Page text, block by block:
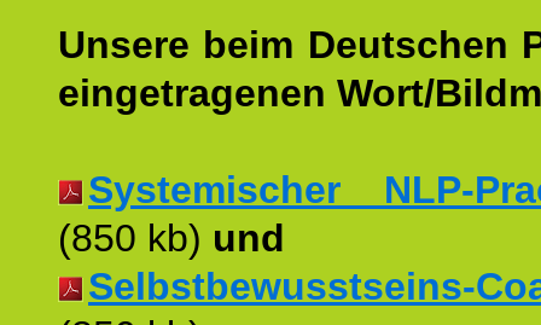
Unsere beim Deutschen
eingetragenen Wort/
Systemischer NLP-
(850 kb) und
Selbstbewusstseins-